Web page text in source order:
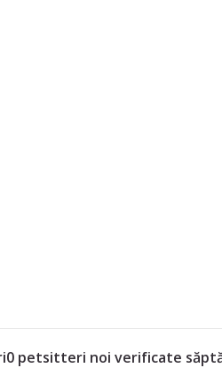
0 petsitteri noi verificate